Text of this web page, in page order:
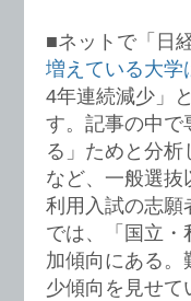
■ネットで「日
増えている大学
4年連続減少」
す。記事の中で
る」ためと分
など、一般選抜
利用入試の志願
では、「国立・
加傾向にある。
少傾向を見せて